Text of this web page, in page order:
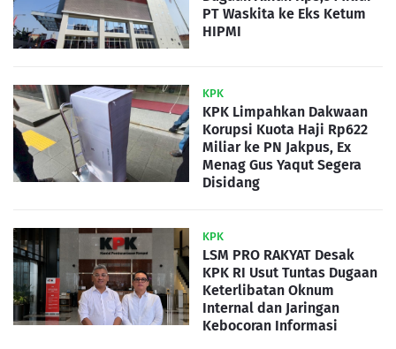
PT Waskita ke Eks Ketum
HIPMI
KPK
KPK Limpahkan Dakwaan
Korupsi Kuota Haji Rp622
Miliar ke PN Jakpus, Ex
Menag Gus Yaqut Segera
Disidang
KPK
LSM PRO RAKYAT Desak
KPK RI Usut Tuntas Dugaan
Keterlibatan Oknum
Internal dan Jaringan
Kebocoran Informasi